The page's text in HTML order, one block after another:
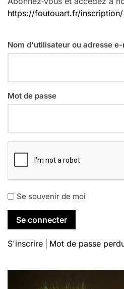
https://foutouart.fr/inscription/
Nom d'utilisateur ou adresse
Mot de passe
Se souvenir de moi
S'inscrire Mot de passe